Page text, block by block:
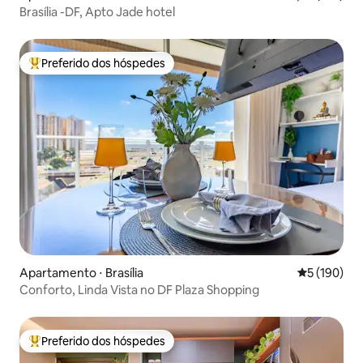
Brasília -DF, Apto Jade hotel
Entre os melhores preferidos dos hóspedes
Preferido dos hóspedes
Apartamento ⋅ Brasília 5 de uma
5 (190)
Conforto, Linda Vista no DF Plaza Shopping
Entre os melhores preferidos dos hóspedes
Preferido dos hóspedes